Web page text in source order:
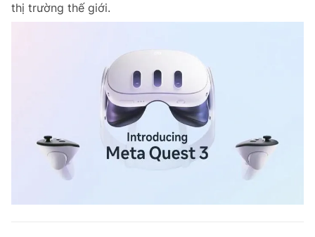
thị trường thế giới.